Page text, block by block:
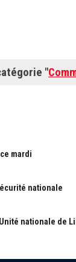
"
mardi
nationale
nationale de